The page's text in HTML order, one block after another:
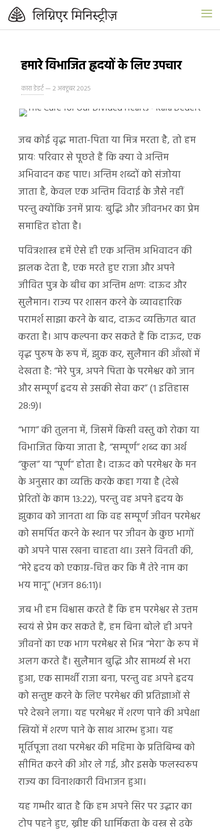
हमारे विभाजित ह्रदयों के लिए उपचार
कारा डेडर्ट—2 अक्टूबर 2025
जब कोई वृद्ध माता-पिता या मित्र मरता है, तो हम
प्रायः परिवार से पूछते हैं कि क्या वे अन्तिम
अभिवादन कह पाए। अन्तिम शब्दों को संजोया
जाता है, केवल एक अन्तिम विदाई के जैसे नहीं
परन्तु क्योंकि उनमें प्रायः बुद्धि और जीवनभर का प्रेम
समाहित होता है।
पवित्रशास्त्र हमें ऐसे ही एक अन्तिम अभिवादन की
झलक देता है, एक मरते हुए राजा और अपने
जीवित पुत्र के बीच का अन्तिम क्षणः दाऊद और
सुलैमान। राज्य पर शासन करने के व्यावहारिक
परामर्श साझा करने के बाद, दाऊद व्यक्तिगत बात
करता है। आप कल्पना कर सकते हैं कि दाऊद, एक
वृद्ध पुरुष के रूप में, झुक कर, सुलैमान की आँखों में
देखता है: “मेरे पुत्र, अपने पिता के परमेश्वर को जान
और सम्पूर्ण हृदय से उसकी सेवा कर” (1 इतिहास
28:9)।
“भाग” की तुलना में, जिसमें किसी वस्तु को रोका या
विभाजित किया जाता है, “सम्पूर्ण” शब्द का अर्थ
“कुल” या “पूर्ण” होता है। दाऊद को परमेश्वर के मन
के अनुसार का व्यक्ति करके कहा गया है (देखे
प्रेरितों के काम 13:22), परन्तु वह अपने हृदय के
झुकाव को जानता था कि वह सम्पूर्ण जीवन परमेश्वर
को समर्पित करने के स्थान पर जीवन के कुछ भागों
को अपने पास रखना चाहता था। उसने विनती की,
“मेरे हृदय को एकाग्र-चित्त कर कि मैं तेरे नाम का
भय मानू” (भजन 86:11)।
जब भी हम विश्वास करते हैं कि हम परमेश्वर से उत्तम
स्वयं से प्रेम कर सकते हैं, हम बिना बोले ही अपने
जीवनों का एक भाग परमेश्वर से भिन्न “मेरा” के रूप में
अलग करते हैं। सुलैमान बुद्धि और सामर्थ्य से भरा
हुआ, एक सामर्थी राजा बना, परन्तु वह अपने हृदय
को सन्तुष्ट करने के लिए परमेश्वर की प्रतिज्ञाओं से
परे देखने लगा। यह परमेश्वर में शरण पाने की अपेक्षा
स्त्रियों में शरण पाने के साथ आरम्भ हुआ। यह
मूर्तिपूजा तथा परमेश्वर की महिमा के प्रतिबिम्ब को
सीमित करने की ओर ले गई, और इसके फलस्वरूप
राज्य का विनाशकारी विभाजन हुआ।
यह गम्भीर बात है कि हम अपने सिर पर उद्धार का
टोप पहने हुए, ख्रीष्ट की धार्मिकता के वस्त्र से ढके